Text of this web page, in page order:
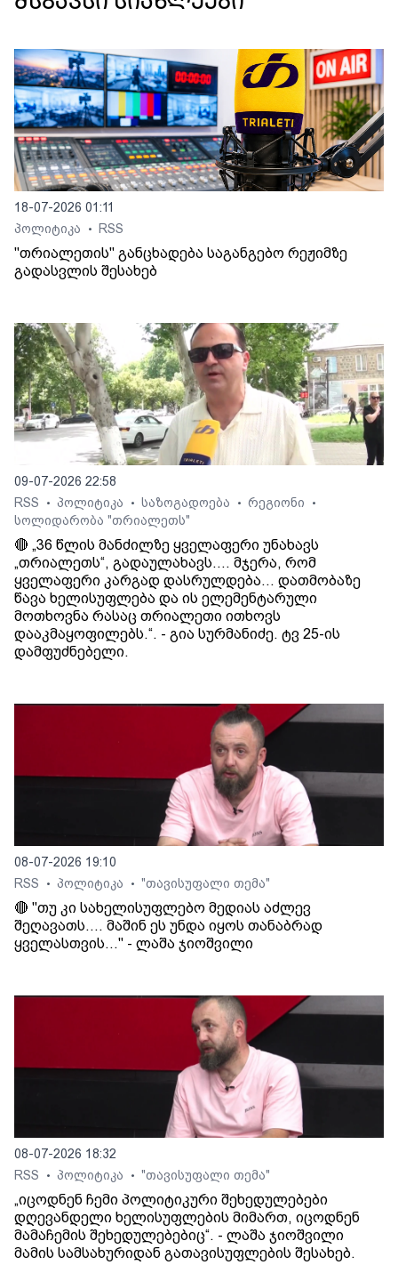
18-07-2026 01:11
პოლიტიკა
• RSS
"თრიალეთის" განცხადება საგანგებო რეჟიმზე
გადასვლის შესახებ
09-07-2026 22:58
RSS
• პოლიტიკა • საზოგადოება • რეგიონი •
სოლიდარობა "თრიალეთს"
🔴 „36 წლის მანძილზე ყველაფერი უნახავს
„თრიალეთს“, გადაულახავს.... მჯერა, რომ
ყველაფერი კარგად დასრულდება... დათმობაზე
წავა ხელისუფლება და ის ელემენტარული
მოთხოვნა რასაც თრიალეთი ითხოვს
დააკმაყოფილებს.“. - გია სურმანიძე. ტვ 25-ის
დამფუძნებელი.
08-07-2026 19:10
RSS
• პოლიტიკა • "თავისუფალი თემა"
🔴 "თუ კი სახელისუფლებო მედიას აძლევ
შეღავათს.... მაშინ ეს უნდა იყოს თანაბრად
ყველასთვის..." - ლაშა ჯიოშვილი
08-07-2026 18:32
RSS
• პოლიტიკა • "თავისუფალი თემა"
„იცოდნენ ჩემი პოლიტიკური შეხედულებები
დღევანდელი ხელისუფლების მიმართ, იცოდნენ
მამაჩემის შეხედულებებიც“. - ლაშა ჯიოშვილი
მამის სამსახურიდან გათავისუფლების შესახებ.